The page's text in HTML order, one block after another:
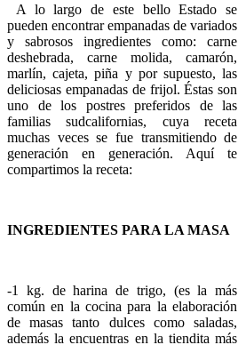
A lo largo de este bello Estado se
pueden encontrar empanadas de variados
y sabrosos ingredientes como: carne
deshebrada, carne molida, camarón,
marlín, cajeta, piña y por supuesto, las
deliciosas empanadas de frijol. Éstas son
uno de los postres preferidos de las
familias sudcalifornias, cuya receta
muchas veces se fue transmitiendo de
generación en generación. Aquí te
compartimos la receta:
INGREDIENTES PARA LA MASA
-1 kg. de harina de trigo, (es la más
común en la cocina para la elaboración
de masas tanto dulces como saladas,
además la encuentras en la tiendita más